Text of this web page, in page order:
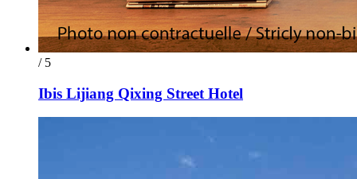
/ 5
Ibis Lijiang Qixing Street Hotel